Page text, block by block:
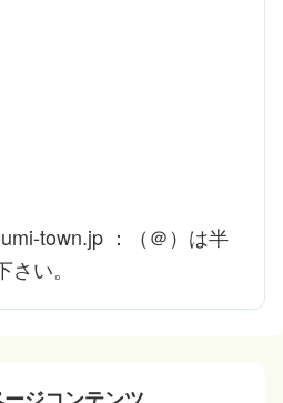
town.jp ：（＠）は半
い。